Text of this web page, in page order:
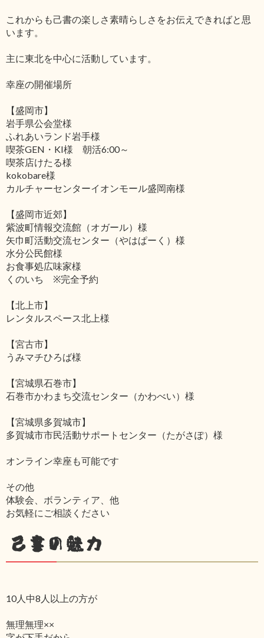
これからも己書の楽しさ素晴らしさをお伝えできればと思
います。
主に東北を中心に活動しています。
幸座の開催場所
【盛岡市】
岩手県公会堂様
ふれあいランド岩手様
喫茶GEN・KI様 朝活6:00～
喫茶店けたる様
kokobare様
カルチャーセンターイオンモール盛岡南様
【盛岡市近郊】
紫波町情報交流館（オガール）様
矢巾町活動交流センター（やはぱーく）様
水分公民館様
お食事処広味家様
くのいち ※完全予約
【北上市】
レンタルスペース北上様
【宮古市】
うみマチひろば様
【宮城県石巻市】
石巻市かわまち交流センター（かわべい）様
【宮城県多賀城市】
多賀城市市民活動サポートセンター（たがさぽ）様
オンライン幸座も可能です
その他
体験会、ボランティア、他
お気軽にご相談ください
己書の魅力
10人中8人以上の方が
無理無理××